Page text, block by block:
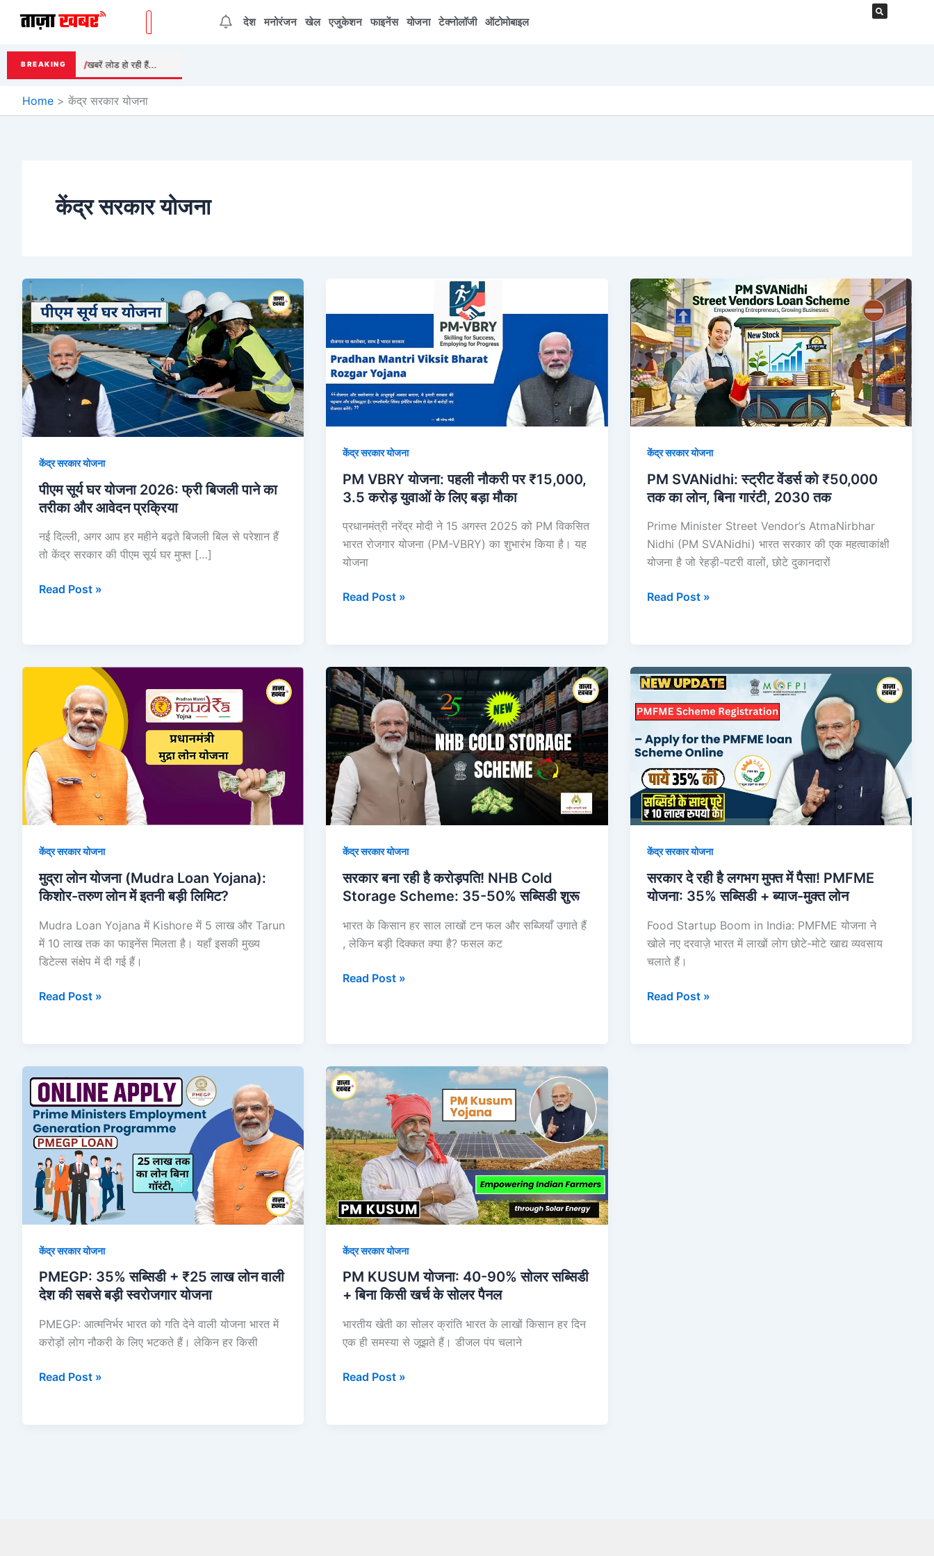
देश मनोरंजन खेल एजुकेशन फाइनेंस योजना टेक्नोलॉजी ऑटोमोबाइल
BREAKING खबरें लोड हो रही हैं...
Home केंद्र सरकार योजना
केंद्र सरकार योजना
केंद्र सरकार योजना
पीएम सूर्य घर योजना 2026: फ्री बिजली पाने का
तरीका और आवेदन प्रक्रिया
नई दिल्ली, अगर आप हर महीने बढ़ते बिजली बिल से परेशान हैं
तो केंद्र सरकार की पीएम सूर्य घर मुफ्त […]
सूर्य
घर
योजना
2026:
फ्री
और
आवेदन
प्रक्रिया
Read Post »
केंद्र सरकार योजना
PM VBRY योजना: पहली नौकरी पर ₹15,000,
3.5 करोड़ युवाओं के लिए बड़ा मौका
प्रधानमंत्री नरेंद्र मोदी ने 15 अगस्त 2025 को PM विकसित
भारत रोजगार योजना (PM-VBRY) का शुभारंभ किया है। यह
योजना
पहली
नौकरी
पर
₹15,000,
3.5
करोड़
युवाओं
लिए
बड़ा
मौका
Read Post »
केंद्र सरकार योजना
PM SVANidhi: स्ट्रीट वेंडर्स को ₹50,000
तक का लोन, बिना गारंटी, 2030 तक
Prime Minister Street Vendor’s AtmaNirbhar
Nidhi (PM SVANidhi) भारत सरकार की एक महत्वाकांक्षी
योजना है जो रेहड़ी-पटरी वालों, छोटे दुकानदारों
PM
SVANidhi:
स्ट्रीट
वेंडर्स
को
₹50,000
तक
का
लोन,
बिना
2030
तक
Read Post »
केंद्र सरकार योजना
मुद्रा लोन योजना (Mudra Loan Yojana):
किशोर-तरुण लोन में इतनी बड़ी लिमिट?
Mudra Loan Yojana में Kishore में 5 लाख और Tarun
में 10 लाख तक का फाइनेंस मिलता है। यहाँ इसकी मुख्य
डिटेल्स संक्षेप में दी गई हैं।
योजना
(Mudra
Loan
Yojana):
किशोर-
तरुण
लोन
इतनी
बड़ी
लिमिट?
Read Post »
केंद्र सरकार योजना
सरकार बना रही है करोड़पति! NHB Cold
Storage Scheme: 35-50% सब्सिडी शुरू
भारत के किसान हर साल लाखों टन फल और सब्जियाँ उगाते हैं
, लेकिन बड़ी दिक्कत क्या है? फसल कट
सरकार
बना
रही
है
करोड़पति!
NHB
Cold
Storage
Scheme:
50%
सब्सिडी
शुरू
Read Post »
केंद्र सरकार योजना
सरकार दे रही है लगभग मुफ्त में पैसा! PMFME
योजना: 35% सब्सिडी + ब्याज-मुक्त लोन
Food Startup Boom in India: PMFME योजना ने
खोले नए दरवाज़े भारत में लाखों लोग छोटे-मोटे खाद्य व्यवसाय
चलाते हैं।
सरकार
दे
रही
लगभग
मुफ्त
में
पैसा!
PMFME
35%
सब्सिडी
+
मुक्त
लोन
Read Post »
केंद्र सरकार योजना
PMEGP: 35% सब्सिडी + ₹25 लाख लोन वाली
देश की सबसे बड़ी स्वरोजगार योजना
PMEGP: आत्मनिर्भर भारत को गति देने वाली योजना भारत में
करोड़ों लोग नौकरी के लिए भटकते हैं। लेकिन हर किसी
PMEGP:
35%
सब्सिडी
+
₹25
लाख
लोन
वाली
देश
सबसे
बड़ी
स्वरोजगार
Read Post »
केंद्र सरकार योजना
PM KUSUM योजना: 40-90% सोलर सब्सिडी
+ बिना किसी खर्च के सोलर पैनल
भारतीय खेती का सोलर क्रांति भारत के लाखों किसान हर दिन
एक ही समस्या से जूझते हैं। डीजल पंप चलाने
PM
KUSUM
योजना:
40-
90%
सोलर
सब्सिडी
+
बिना
खर्च
के
सोलर
Read Post »